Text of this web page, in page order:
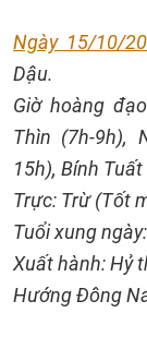
Ngày 15/10/
Dậu.
Giờ hoàng
Thìn (7h-9h),
15h), Bính
Trực: Trừ (Tốt
Tuổi xung
Xuất hành: Hỷ
Hướng Đông